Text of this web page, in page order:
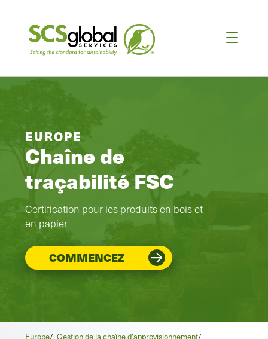
EUROPE
Chaîne de
traçabilité FSC
Certification pour les produits en bois et
en papier
COMMENCEZ
Europe/ Gestion de la chaîne d'approvisionnement/